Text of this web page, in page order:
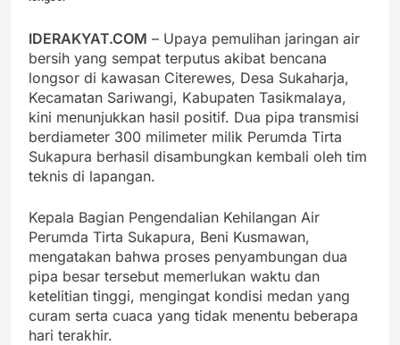
IDERAKYAT.COM – Upaya pemulihan jaringan air
bersih yang sempat terputus akibat bencana
longsor di kawasan Citerewes, Desa Sukaharja,
Kecamatan Sariwangi, Kabupaten Tasikmalaya,
kini menunjukkan hasil positif. Dua pipa transmisi
berdiameter 300 milimeter milik Perumda Tirta
Sukapura berhasil disambungkan kembali oleh tim
teknis di lapangan.
Kepala Bagian Pengendalian Kehilangan Air
Perumda Tirta Sukapura, Beni Kusmawan,
mengatakan bahwa proses penyambungan dua
pipa besar tersebut memerlukan waktu dan
ketelitian tinggi, mengingat kondisi medan yang
curam serta cuaca yang tidak menentu beberapa
hari terakhir.